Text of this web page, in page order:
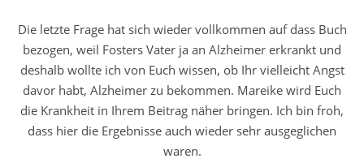
Die letzte Frage hat sich wieder vollkommen auf dass Buch
bezogen, weil Fosters Vater ja an Alzheimer erkrankt und
deshalb wollte ich von Euch wissen, ob Ihr vielleicht Angst
davor habt, Alzheimer zu bekommen. Mareike wird Euch
die Krankheit in Ihrem Beitrag näher bringen. Ich bin froh,
dass hier die Ergebnisse auch wieder sehr ausgeglichen
waren.